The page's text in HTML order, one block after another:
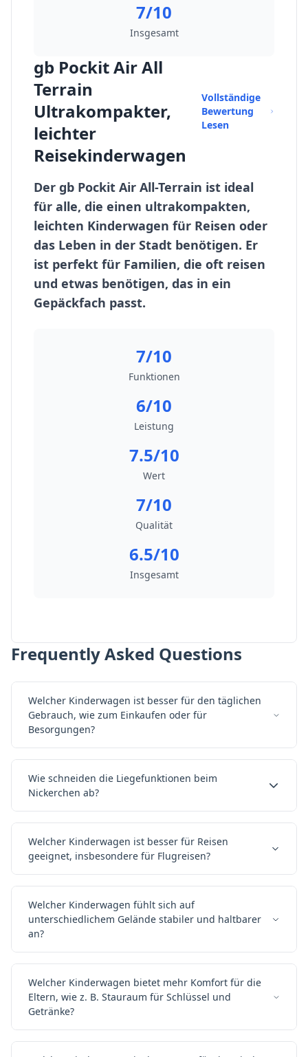
7/10
Insgesamt
gb Pockit Air All
Terrain
Ultrakompakter,
leichter
Reisekinderwagen
Vollständige
Bewertung
Lesen
Der gb Pockit Air All-Terrain ist ideal
für alle, die einen ultrakompakten,
leichten Kinderwagen für Reisen oder
das Leben in der Stadt benötigen. Er
ist perfekt für Familien, die oft reisen
und etwas benötigen, das in ein
Gepäckfach passt.
7/10
Funktionen
6/10
Leistung
7.5/10
Wert
7/10
Qualität
6.5/10
Insgesamt
Frequently Asked Questions
Welcher Kinderwagen ist besser für den täglichen
Gebrauch, wie zum Einkaufen oder für
Besorgungen?
Wie schneiden die Liegefunktionen beim
Nickerchen ab?
Welcher Kinderwagen ist besser für Reisen
geeignet, insbesondere für Flugreisen?
Welcher Kinderwagen fühlt sich auf
unterschiedlichem Gelände stabiler und haltbarer
an?
Welcher Kinderwagen bietet mehr Komfort für die
Eltern, wie z. B. Stauraum für Schlüssel und
Getränke?